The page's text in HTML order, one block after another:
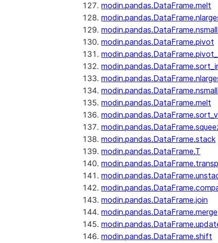
modin.pandas.DataFrame.melt
modin.pandas.DataFrame.pivot
modin.pandas.DataFrame.melt
modin.pandas.DataFrame.stack
modin.pandas.DataFrame.T
modin.pandas.DataFrame.join
modin.pandas.DataFrame.merge
modin.pandas.DataFrame.shift